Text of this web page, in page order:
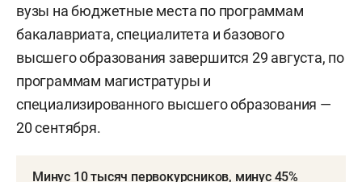
вузы на бюджетные места по программам
бакалавриата, специалитета и базового
высшего образования завершится 29 августа, по
программам магистратуры и
специализированного высшего образования —
20 сентября.